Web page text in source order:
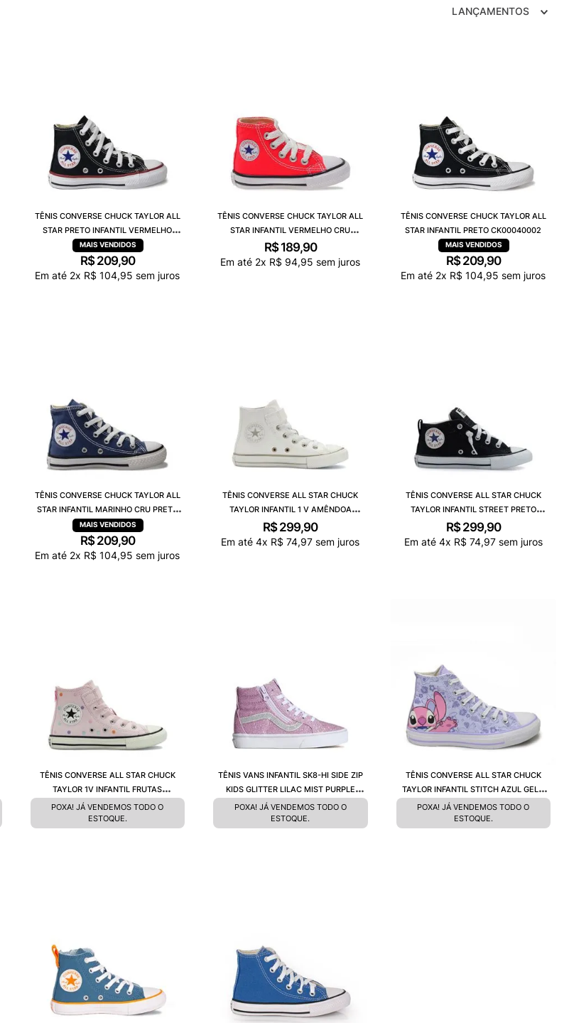
LANÇAMENTOS
TÊNIS CONVERSE CHUCK TAYLOR ALL
STAR PRETO INFANTIL VERMELHO
CK00040007
R$ 209,90
Em até 2x R$ 104,95 sem juros
TÊNIS CONVERSE CHUCK TAYLOR ALL
STAR INFANTIL VERMELHO CRU
CK00030004
R$ 189,90
Em até 2x R$ 94,95 sem juros
TÊNIS CONVERSE CHUCK TAYLOR ALL
STAR INFANTIL PRETO CK00040002
R$ 209,90
Em até 2x R$ 104,95 sem juros
TÊNIS CONVERSE CHUCK TAYLOR ALL
STAR INFANTIL MARINHO CRU PRETO
CK00040003
R$ 209,90
Em até 2x R$ 104,95 sem juros
TÊNIS CONVERSE ALL STAR CHUCK
TAYLOR INFANTIL 1 V AMÊNDOA
CK12940001
R$299,90
Em até4x R$ 74,97 sem juros
TÊNIS CONVERSE ALL STAR CHUCK
TAYLOR INFANTIL STREET PRETO
CK12340001
R$ 299,90
Em até 4x R$ 74,97sem juros
TÊNIS CONVERSE ALL STAR CHUCK
TAYLOR 1V INFANTIL FRUTAS
SILVESTRES AMENDOA PRETO
CK12410002
POXA! JÁ VENDEMOS TODO O
ESTOQUE.
TÊNIS VANS INFANTIL SK8-HI SIDE ZIP
KIDS GLITTER LILAC MIST PURPLE
VN000CYEEMY
POXA! JÁ VENDEMOS TODO O
ESTOQUE.
TÊNIS CONVERSE ALL STAR CHUCK
TAYLOR INFANTIL STITCH AZUL GELO
LILÁS VIOLETA BRANCO CK13790001
POXA! JÁ VENDEMOS TODO O
ESTOQUE.